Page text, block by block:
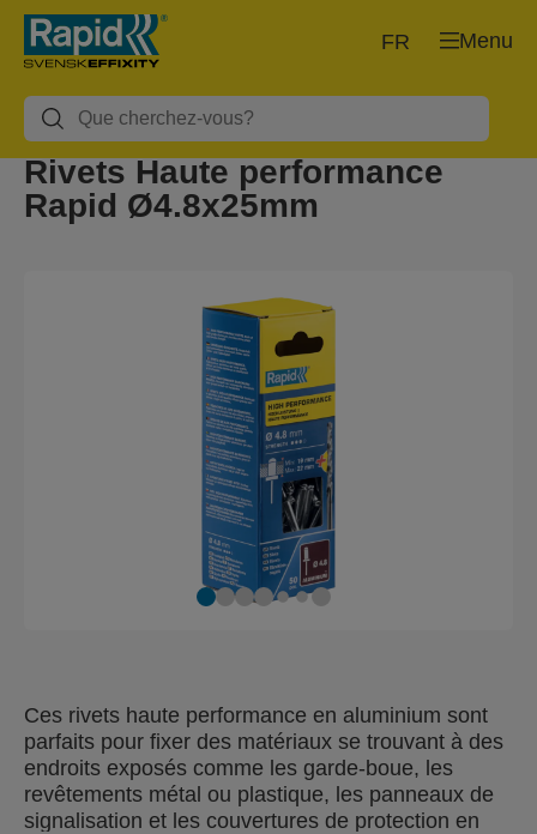
Menu
FR
Rivets Haute performance
Rapid Ø4.8x25mm
Ces rivets haute performance en aluminium sont
parfaits pour fixer des matériaux se trouvant à des
endroits exposés comme les garde-boue, les
revêtements métal ou plastique, les panneaux de
signalisation et les couvertures de protection en